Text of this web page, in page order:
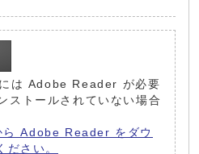
は Adobe Reader が必要
ストールされていない場合
Adobe Reader をダウ
ださい。